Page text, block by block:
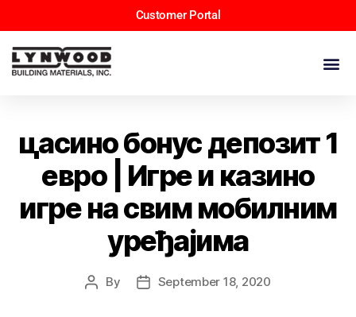
Customer Portal
цасино бонус депозит 1
евро | Игре и казино
игре на свим мобилним
уређајима
By September 18, 2020